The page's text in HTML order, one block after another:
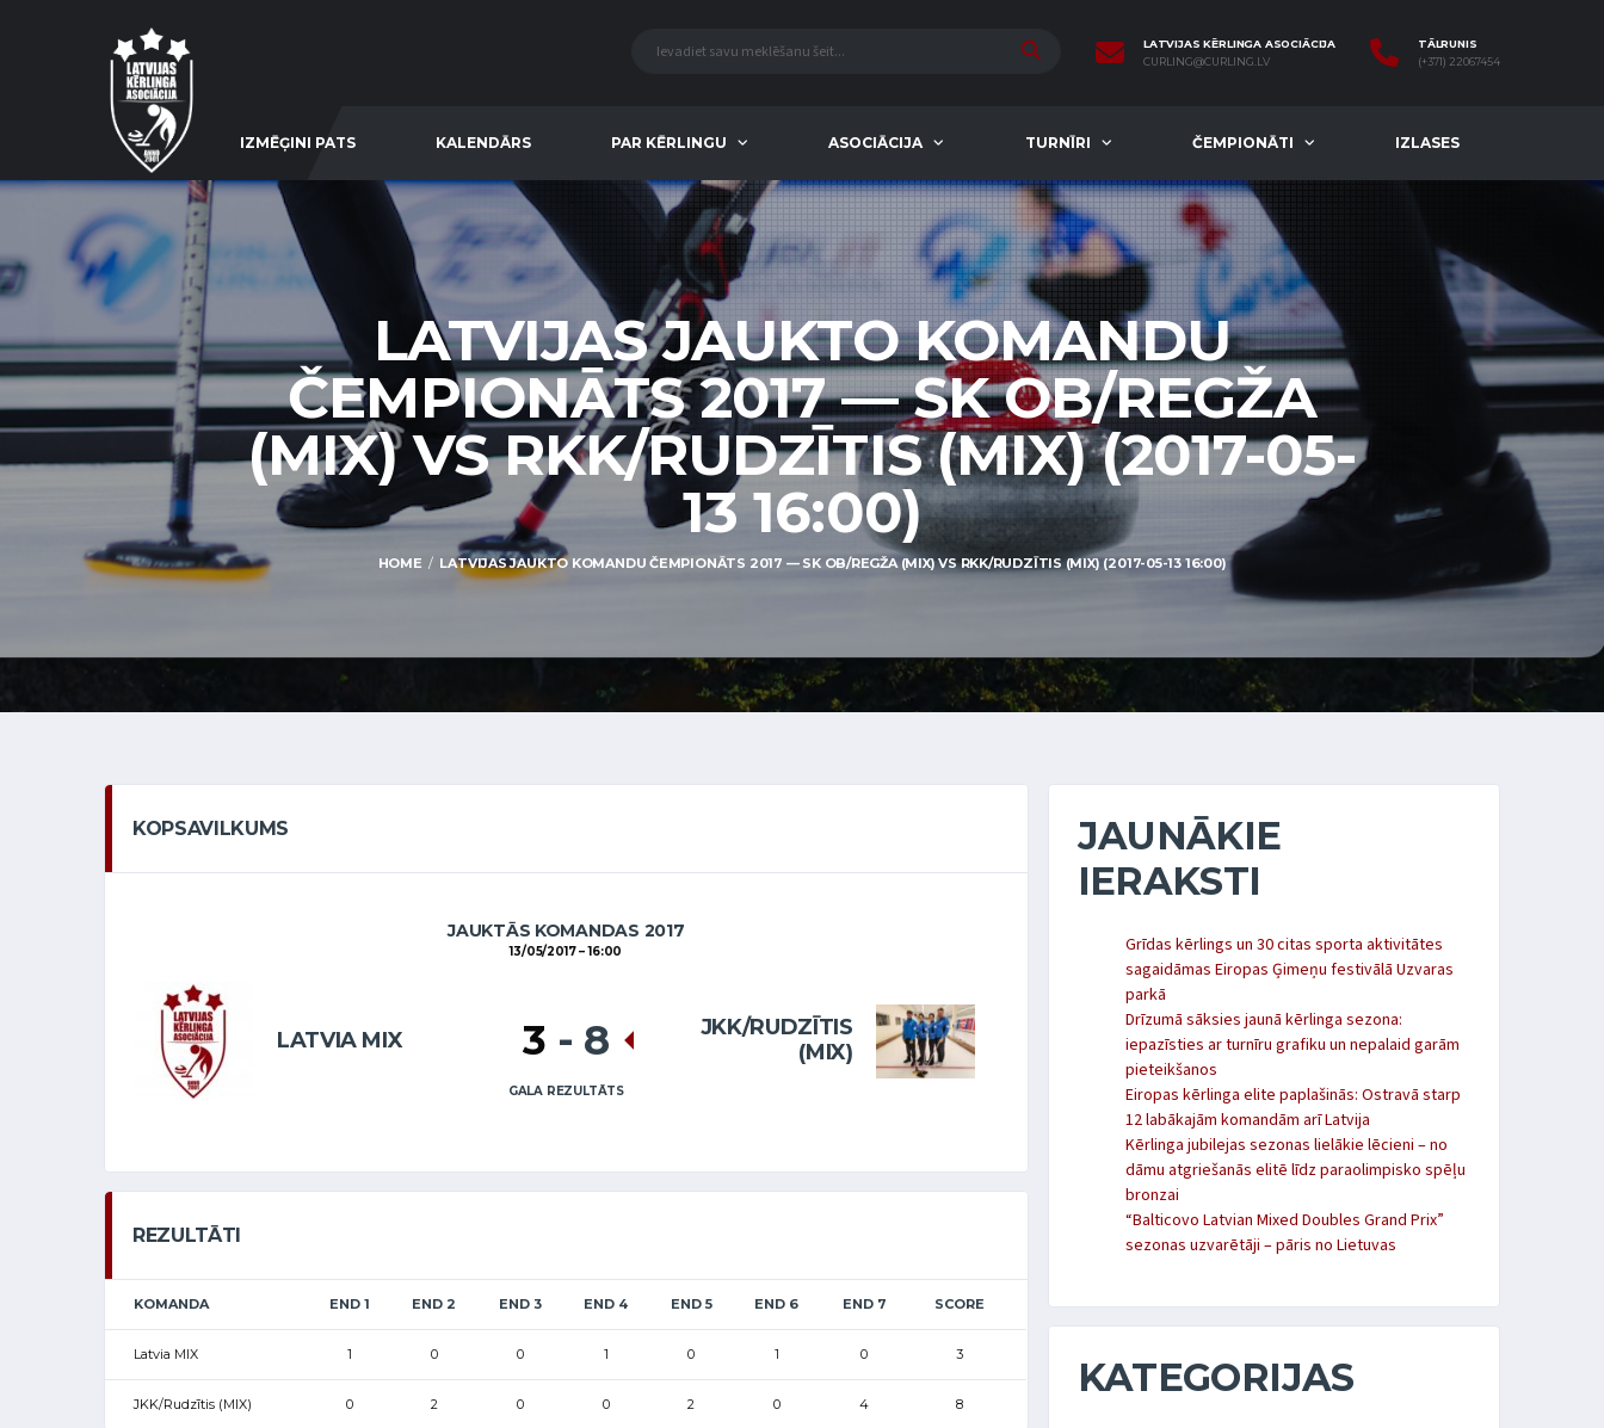
LATVIJAS KĒRLINGA ASOCIĀCIJA
CURLING@CURLING.LV
TĀLRUNIS
(+371) 22067454
IZMĒĢINI PATS KALENDĀRS PAR KĒRLINGU ASOCIĀCIJA TURNĪRI ČEMPIONĀTI IZLASES
LATVIJAS JAUKTO KOMANDU
ČEMPIONĀTS 2017 — SK OB/REGŽA
(MIX) VS RKK/RUDZĪTIS (MIX) (2017-05-
13 16:00)
HOME LATVIJAS JAUKTO KOMANDU ČEMPIONĀTS 2017 — SK OB/REGŽA (MIX) VS RKK/RUDZĪTIS (MIX) (2017-05-13 16:00)
KOPSAVILKUMS
JAUKTĀS KOMANDAS 2017
13/05/2017 16:00
LATVIA MIX
JKK/RUDZĪTIS
(MIX)
3 - 8
GALA REZULTĀTS
REZULTĀTI
KOMANDA END 1 END 2 END 3 END 4 END 5 END 6 END 7 SCORE
Latvia MIX 1 0 0 1 0 1 0 3
JKK/Rudzītis (MIX) 0 2 0 0 2 0 4 8
JAUNĀKIE
IERAKSTI
Grīdas kērlings un 30 citas sporta aktivitātes
sagaidāmas Eiropas Ģimeņu festivālā Uzvaras
parkā
Drīzumā sāksies jaunā kērlinga sezona:
iepazīsties ar turnīru grafiku un nepalaid garām
pieteikšanos
Eiropas kērlinga elite paplašinās: Ostravā starp
12 labākajām komandām arī Latvija
Kērlinga jubilejas sezonas lielākie lēcieni – no
dāmu atgriešanās elitē līdz paraolimpisko spēļu
bronzai
“Balticovo Latvian Mixed Doubles Grand Prix”
sezonas uzvarētāji – pāris no Lietuvas
KATEGORIJAS